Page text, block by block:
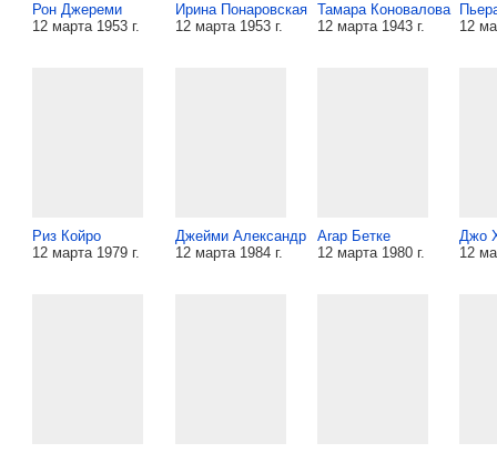
Рон Джереми
12 марта 1953 г.
Ирина Понаровская
12 марта 1953 г.
Тамара Коновалова
12 марта 1943 г.
12
Риз Койро
12 марта 1979 г.
Джейми Александр
12 марта 1984 г.
Arap Бетке
12 марта 1980 г.
Джо
12